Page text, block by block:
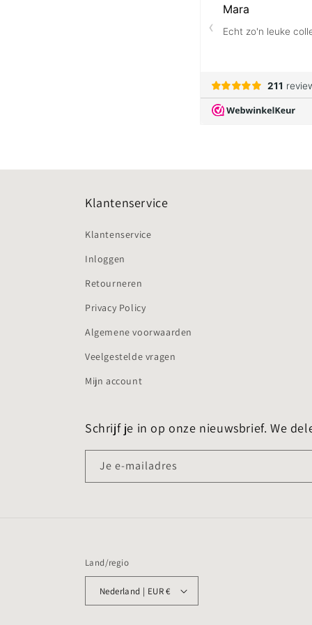
Klantenservice
Klantenservice
Inloggen
Retourneren
Privacy Policy
Algemene voorwaarden
Veelgestelde vragen
Mijn account
Schrijf je in op onze nieuwsbrief. We
Je e-mailadres
Land/regio
Nederland | EUR €